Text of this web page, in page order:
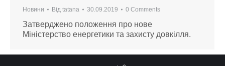
Новини Від tatana 30.09.2019 0 Comments
Затверджено положення про нове
Міністерство енергетики та захисту довкілля.